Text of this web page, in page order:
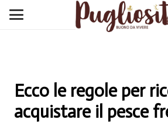
Ecco le regole per
acquistare il pesce